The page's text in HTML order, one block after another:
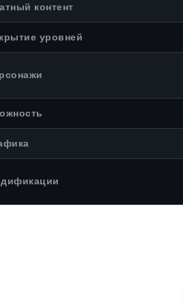
контент
уровней